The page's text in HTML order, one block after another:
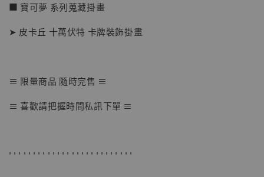
【店內現貨】七龍珠 系列蒐藏雕像 悟空 鳥山
NT$ 5,580
■ 寶可夢 系列蒐藏掛畫
➤ 皮卡丘 十萬伏特 卡牌裝飾掛畫
≡ 限量商品 隨時完售 ≡
≡ 喜歡請把握時間私訊下單 ≡
' ' ' ' ' ' ' ' ' ' ' ' ' ' ' ' ' ' ' ' ' ' ' ' ' '